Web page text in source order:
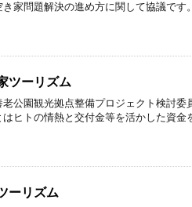
家問題解決の進め方に関して協議です
ツーリズム
公園観光拠点整備プロジェクト検討
はヒトの情熱と交付金等を活かした資
ーリズム